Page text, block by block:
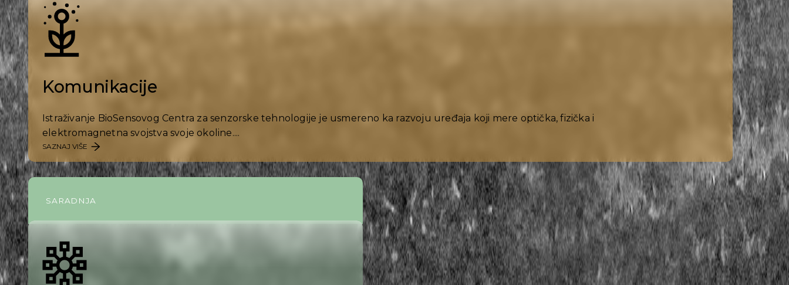
Komunikacije
Istraživanje BioSensovog Centra za senzorske tehnologije je usmereno ka razvoju uređaja koji mere optička, fizička i
elektromagnetna svojstva svoje okoline....
SAZNAJ VIŠE
SARADNJA